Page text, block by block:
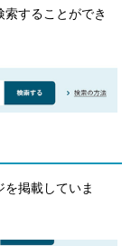
することができ
掲載していま